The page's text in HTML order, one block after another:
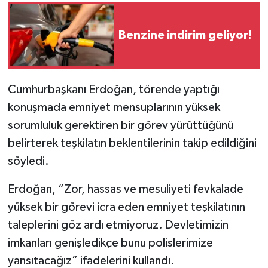
Benzine indirim geliyor!
Cumhurbaşkanı Erdoğan, törende yaptığı
konuşmada emniyet mensuplarının yüksek
sorumluluk gerektiren bir görev yürüttüğünü
belirterek teşkilatın beklentilerinin takip edildiğini
söyledi.
Erdoğan, “Zor, hassas ve mesuliyeti fevkalade
yüksek bir görevi icra eden emniyet teşkilatının
taleplerini göz ardı etmiyoruz. Devletimizin
imkanları genişledikçe bunu polislerimize
yansıtacağız” ifadelerini kullandı.